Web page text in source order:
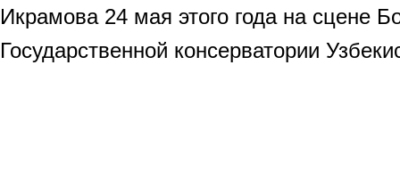
Икрамова 24 мая этого года на сцене
Государственной консерватории